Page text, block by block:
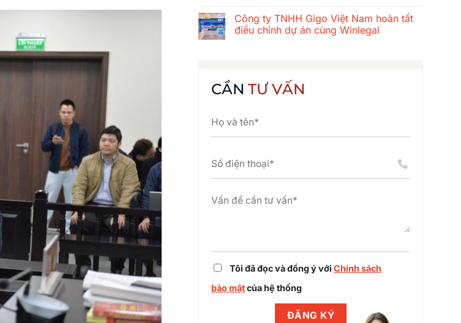
–
Quê
Bác
hóa
hệ
thống
cùng
Tổng
công
toàn
cầu
hóa
pháp
bình
luận
ở
Bản
Phúc
Winlegal
lập
cụm
công
nghiệp
Công ty TNHH Gigo Việt Nam hoàn tất
điều chỉnh dự án cùng Winlegal
Công
ty
Nam
tất
dự
án
cùng
CẦNTƯ VẤN
Tôi đã đọc và đồng ý vớiChính sách
bảo mậtcủa hệ thống